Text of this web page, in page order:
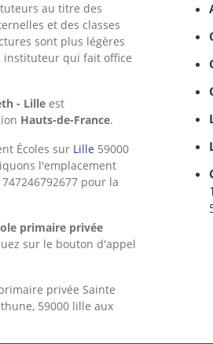
au titre des
et des classes
sont plus légères
instituteur qui fait office
- Lille est
Hauts-de-France.
Écoles sur Lille 59000
l'emplacement
pour la
primaire privée
sur le bouton d'appel
privée Sainte
59000 lille aux